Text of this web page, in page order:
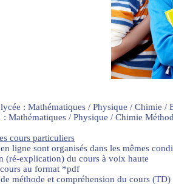
: Mathématiques / Physique / Chimie
Mathématiques / Physique / Chimie
cours particuliers
ligne sont organisés dans les mêmes
(ré-explication) du cours à voix haute
au format *pdf
méthode et compréhension du cours (TD)